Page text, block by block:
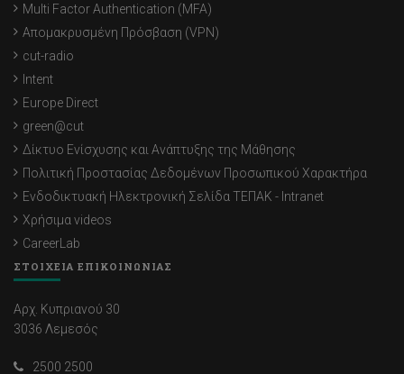
Multi Factor Authentication (MFA)
Απομακρυσμένη Πρόσβαση (VPN)
cut-radio
Intent
Europe Direct
green@cut
Δίκτυο Ενίσχυσης και Ανάπτυξης της Μάθησης
Πολιτική Προστασίας Δεδομένων Προσωπικού Χαρακτήρα
Ενδοδικτυακή Ηλεκτρονική Σελίδα ΤΕΠΑΚ - Intranet
Χρήσιμα videos
CareerLab
ΣΤΟΙΧΕΙΑ ΕΠΙΚΟΙΝΩΝΙΑΣ
Αρχ. Κυπριανού 30
3036 Λεμεσός
2500 2500